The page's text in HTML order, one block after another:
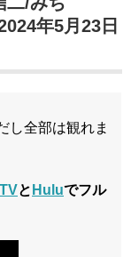
年5月23日
し全部は観れま
と Huluでフル